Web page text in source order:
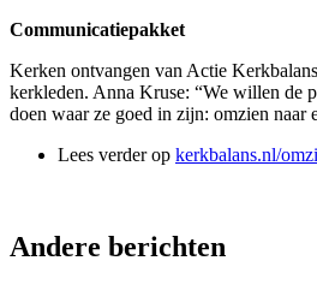
Communicatiepakket
Kerken ontvangen van Actie
kerkleden. Anna Kruse: “We willen de
doen waar ze goed in zijn: omzien naar
Lees verder op kerkbalans.nl/
Andere berichten